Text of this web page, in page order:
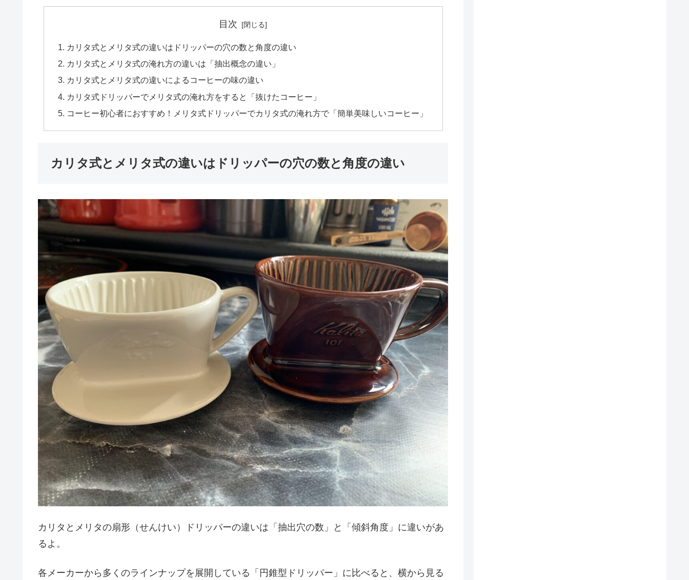
目次
カリタ式とメリタ式の違いはドリッパーの穴の数と角度の違い
カリタ式とメリタ式の淹れ方の違いは「抽出概念の違い」
カリタ式とメリタ式の違いによるコーヒーの味の違い
カリタ式ドリッパーでメリタ式の淹れ方をすると「抜けたコーヒー」
コーヒー初心者におすすめ！メリタ式ドリッパーでカリタ式の淹れ方で「簡単美味しいコーヒー」
カリタ式とメリタ式の違いはドリッパーの穴の数と角度の違い
カリタとメリタの扇形（せんけい）ドリッパーの違いは「抽出穴の数」と「傾斜角度」に違いがあ
るよ。
各メーカーから多くのラインナップを展開している「円錐型ドリッパー」に比べると、横から見る